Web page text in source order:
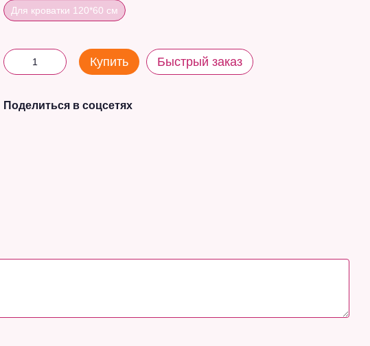
Для кроватки 120*60 см
Купить Быстрый заказ
Поделиться в соцсетях